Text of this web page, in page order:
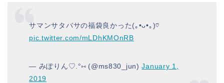
サマンサタバサの福袋良かった(｡•ᴗ•｡)♡
pic.twitter.com/mLDhKMOnRB
— みぽりん♡.°⑅ (@ms830_jun)January 1,
2019